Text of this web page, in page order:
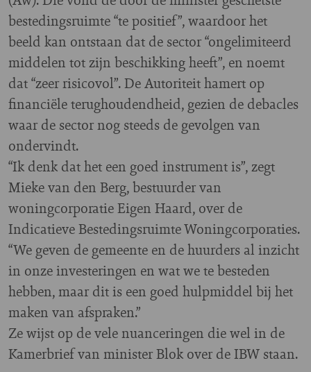
bestedingsruimte “te positief”, waardoor het
beeld kan ontstaan dat de sector “ongelimiteerd
middelen tot zijn beschikking heeft”, en noemt
dat “zeer risicovol”. De Autoriteit hamert op
financiële terughoudendheid, gezien de debacles
waar de sector nog steeds de gevolgen van
ondervindt.
“Ik denk dat het een goed instrument is”, zegt
Mieke van den Berg, bestuurder van
woningcorporatie Eigen Haard, over de
Indicatieve Bestedingsruimte Woningcorporaties.
“We geven de gemeente en de huurders al inzicht
in onze investeringen en wat we te besteden
hebben, maar dit is een goed hulpmiddel bij het
maken van afspraken.”
Ze wijst op de vele nuanceringen die wel in de
Kamerbrief van minister Blok over de IBW staan.